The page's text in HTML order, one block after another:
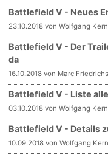
Battlefield V - Neues
23.10.2018 von Wolfgang Kern
Battlefield V - Der
da
16.10.2018 von Marc Friedrichs
Battlefield V - Liste
03.10.2018 von Wolfgang Kern
Battlefield V - Details
10.09.2018 von Wolfgang Kern